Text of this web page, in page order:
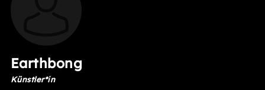
Earthbong
Künstler*in